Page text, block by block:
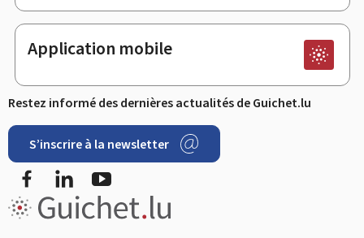
Application mobile
Restez informé des dernières actualités de Guichet.lu
S’inscrire à la newsletter
FacebookLinkedIn